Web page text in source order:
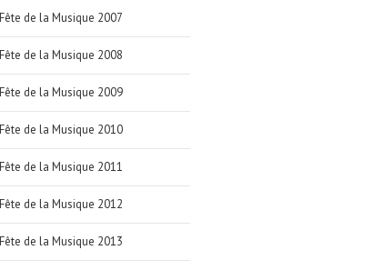
Fête de la Musique 2007
Fête de la Musique 2008
Fête de la Musique 2009
Fête de la Musique 2010
Fête de la Musique 2011
Fête de la Musique 2012
Fête de la Musique 2013